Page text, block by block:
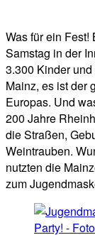
Was für ein Fest!
Samstag in der
3.300 Kinder
Mainz, es ist der
Europas. Und
200 Jahre
die Straßen,
Weintrauben.
nutzten die
zum